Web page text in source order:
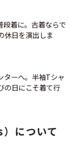
段着に。古着ならで
休日を演出しま
ターへ。半袖Tシャ
の日にこそ着て行
について